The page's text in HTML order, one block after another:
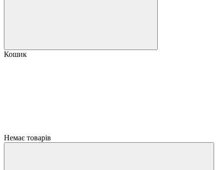
Кошик
Немає товарів